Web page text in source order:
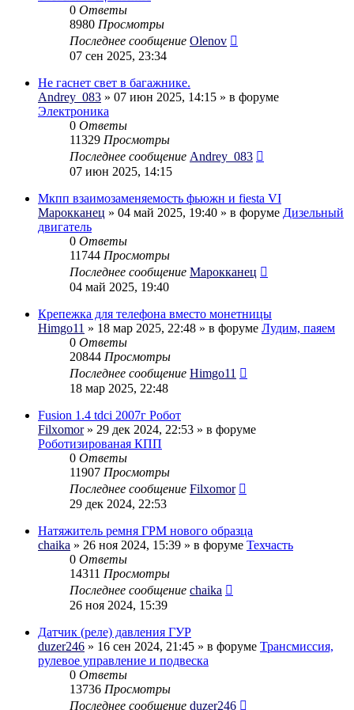
0 Ответы
8980 Просмотры
Последнее сообщение Olenov
07 сен 2025, 23:34
Не гаснет свет в багажнике.
Andrey_083 » 07 июн 2025, 14:15 » в форуме
Электроника
0 Ответы
11329 Просмотры
Последнее сообщение Andrey_083
07 июн 2025, 14:15
Мкпп взаимозаменяемость фьюжн и fiesta VI
Марокканец » 04 май 2025, 19:40 » в форуме Дизельный
двигатель
0 Ответы
11744 Просмотры
Последнее сообщение Марокканец
04 май 2025, 19:40
Крепежка для телефона вместо монетницы
Himgo11 » 18 мар 2025, 22:48 » в форуме Лудим, паяем
0 Ответы
20844 Просмотры
Последнее сообщение Himgo11
18 мар 2025, 22:48
Fusion 1.4 tdci 2007г Робот
Filxomor» 29 дек 2024, 22:53 » в форуме
Роботизированая КПП
0 Ответы
11907 Просмотры
Последнее сообщение Filxomor
29 дек 2024, 22:53
Натяжитель ремня ГРМ нового образца
chaika » 26 ноя 2024, 15:39 » в форуме Техчасть
0 Ответы
14311 Просмотры
Последнее сообщение chaika
26 ноя 2024, 15:39
Датчик (реле) давления ГУР
duzer246 » 16 сен 2024, 21:45 » в форуме Трансмиссия,
рулевое управление и подвеска
0 Ответы
13736 Просмотры
Последнее сообщение duzer246